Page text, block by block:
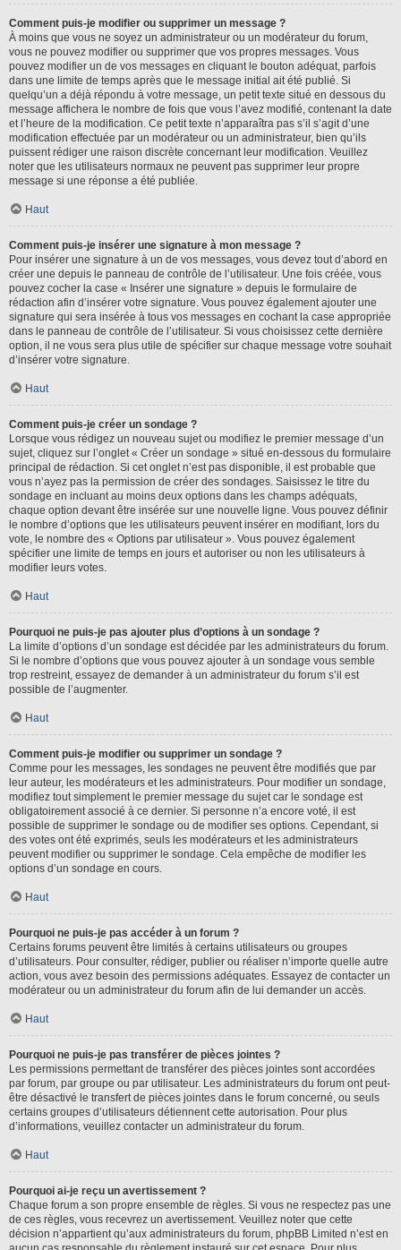
Comment puis-je modifier ou supprimer un message ?
À moins que vous ne soyez un administrateur ou un modérateur du forum,
vous ne pouvez modifier ou supprimer que vos propres messages. Vous
pouvez modifier un de vos messages en cliquant le bouton adéquat, parfois
dans une limite de temps après que le message initial ait été publié. Si
quelqu’un a déjà répondu à votre message, un petit texte situé en dessous du
message affichera le nombre de fois que vous l’avez modifié, contenant la date
et l’heure de la modification. Ce petit texte n’apparaîtra pas s’il s’agit d’une
modification effectuée par un modérateur ou un administrateur, bien qu’ils
puissent rédiger une raison discrète concernant leur modification. Veuillez
noter que les utilisateurs normaux ne peuvent pas supprimer leur propre
message si une réponse a été publiée.
Haut
Comment puis-je insérer une signature à mon message ?
Pour insérer une signature à un de vos messages, vous devez tout d’abord en
créer une depuis le panneau de contrôle de l’utilisateur. Une fois créée, vous
pouvez cocher la case « Insérer une signature » depuis le formulaire de
rédaction afin d’insérer votre signature. Vous pouvez également ajouter une
signature qui sera insérée à tous vos messages en cochant la case appropriée
dans le panneau de contrôle de l’utilisateur. Si vous choisissez cette dernière
option, il ne vous sera plus utile de spécifier sur chaque message votre souhait
d’insérer votre signature.
Haut
Comment puis-je créer un sondage ?
Lorsque vous rédigez un nouveau sujet ou modifiez le premier message d’un
sujet, cliquez sur l’onglet « Créer un sondage » situé en-dessous du formulaire
principal de rédaction. Si cet onglet n’est pas disponible, il est probable que
vous n’ayez pas la permission de créer des sondages. Saisissez le titre du
sondage en incluant au moins deux options dans les champs adéquats,
chaque option devant être insérée sur une nouvelle ligne. Vous pouvez définir
le nombre d’options que les utilisateurs peuvent insérer en modifiant, lors du
vote, le nombre des « Options par utilisateur ». Vous pouvez également
spécifier une limite de temps en jours et autoriser ou non les utilisateurs à
modifier leurs votes.
Haut
Pourquoi ne puis-je pas ajouter plus d’options à un sondage ?
La limite d’options d’un sondage est décidée par les administrateurs du forum.
Si le nombre d’options que vous pouvez ajouter à un sondage vous semble
trop restreint, essayez de demander à un administrateur du forum s’il est
possible de l’augmenter.
Haut
Comment puis-je modifier ou supprimer un sondage ?
Comme pour les messages, les sondages ne peuvent être modifiés que par
leur auteur, les modérateurs et les administrateurs. Pour modifier un sondage,
modifiez tout simplement le premier message du sujet car le sondage est
obligatoirement associé à ce dernier. Si personne n’a encore voté, il est
possible de supprimer le sondage ou de modifier ses options. Cependant, si
des votes ont été exprimés, seuls les modérateurs et les administrateurs
peuvent modifier ou supprimer le sondage. Cela empêche de modifier les
options d’un sondage en cours.
Haut
Pourquoi ne puis-je pas accéder à un forum ?
Certains forums peuvent être limités à certains utilisateurs ou groupes
d’utilisateurs. Pour consulter, rédiger, publier ou réaliser n’importe quelle autre
action, vous avez besoin des permissions adéquates. Essayez de contacter un
modérateur ou un administrateur du forum afin de lui demander un accès.
Haut
Pourquoi ne puis-je pas transférer de pièces jointes ?
Les permissions permettant de transférer des pièces jointes sont accordées
par forum, par groupe ou par utilisateur. Les administrateurs du forum ont peut-
être désactivé le transfert de pièces jointes dans le forum concerné, ou seuls
certains groupes d’utilisateurs détiennent cette autorisation. Pour plus
d’informations, veuillez contacter un administrateur du forum.
Haut
Pourquoi ai-je reçu un avertissement ?
Chaque forum a son propre ensemble de règles. Si vous ne respectez pas une
de ces règles, vous recevrez un avertissement. Veuillez noter que cette
décision n’appartient qu’aux administrateurs du forum, phpBB Limited n’est en